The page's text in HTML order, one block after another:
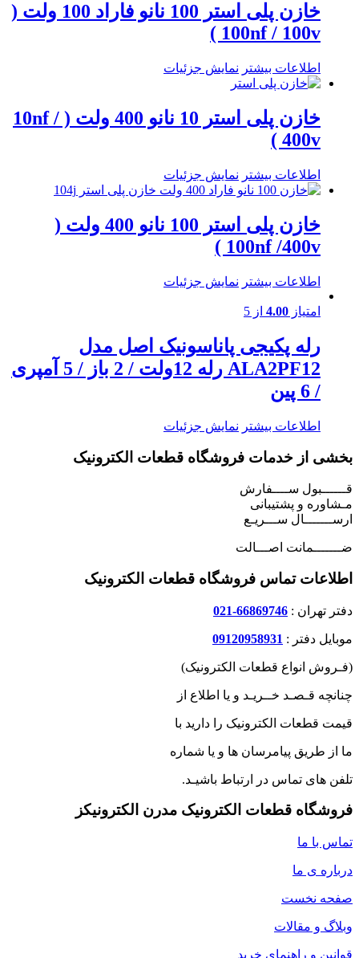
خازن پلی استر 100 نانو فاراد 100 ولت (
100nf / 100v )
اطلاعات بیشتر نمایش جزئیات
خازن پلی استر 10 نانو 400 ولت ( 10nf /
400v )
اطلاعات بیشتر نمایش جزئیات
خازن پلی استر 100 نانو 400 ولت (
100nf /400v )
اطلاعات بیشتر نمایش جزئیات
امتیاز 4.00 از 5
رله پکیجی پاناسونیک اصل مدل
ALA2PF12 رله 12ولت / 2 باز / 5 آمپری
/ 6 پین
اطلاعات بیشتر نمایش جزئیات
بخشی از خدمات فروشگاه قطعات الکترونیک
قــــــبول ســــفارش
مـشاوره و پشتیبانی
ارســـــــال ســـریـع
ضـــــــمانت اصـــالت
اطلاعات تماس فروشگاه قطعات الکترونیک
دفتر تهران : 66869746-021
موبایل دفتر : 09120958931
(فـروش انواع قطعات الکترونیک)
چنانچه قـصـد خــریـد و یا اطلاع از
قیمت قطعات الکترونیک را دارید با
ما از طریق پیامرسان ها و یا شماره
تلفن های تماس در ارتباط باشیـد.
فروشگاه قطعات الکترونیک مدرن الکترونیکز
تماس با ما
درباره ی ما
صفحه نخست
وبلاگ و مقالات
قوانین و راهنمای خرید